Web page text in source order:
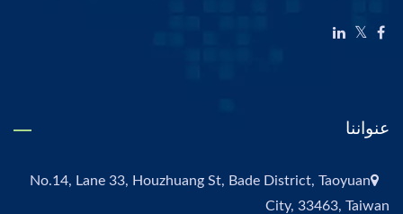
عنواننا
No.14, Lane 33, Houzhuang St, Bade District, Taoyuan
City, 33463, Taiwan